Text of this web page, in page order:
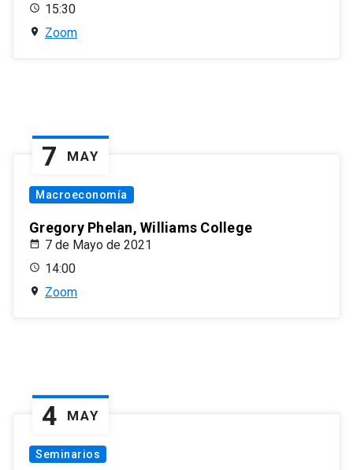
15:30
Zoom
7 MAY
Macroeconomía
Gregory Phelan, Williams College
7 de Mayo de 2021
14:00
Zoom
4 MAY
Seminarios